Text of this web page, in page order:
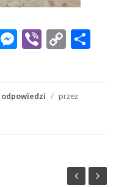
Messenger
Viber
Copy
odpowiedzi / przez